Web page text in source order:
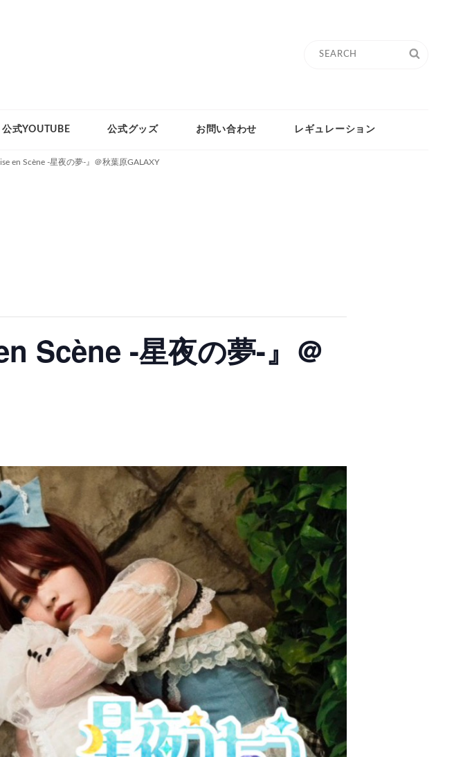
Search
公式YOUTUBE 公式グッズ お問い合わせ レギュレーション
en Scène -星夜の夢-』＠秋葉原GALAXY
Scène -星夜の夢-』＠